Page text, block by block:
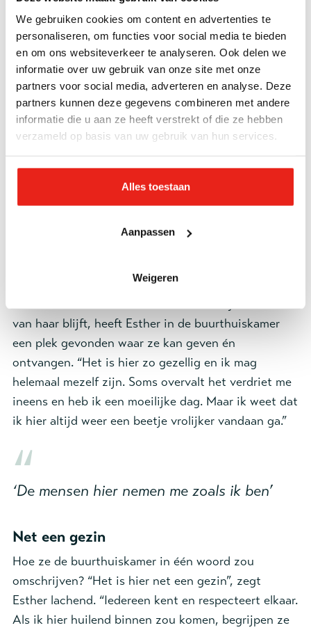
We gebruiken cookies om content en advertenties te
personaliseren, om functies voor social media te bieden
en om ons websiteverkeer te analyseren. Ook delen we
informatie over uw gebruik van onze site met onze
partners voor social media, adverteren en analyse. Deze
partners kunnen deze gegevens combineren met andere
informatie die u aan ze heeft verstrekt of die ze hebben
verzameld op basis van uw gebruik van hun services.
Alles toestaan
Aanpassen
Weigeren
voldoening, en met een tevreden gevoel ga ik dan
weer naar huis."
van haar blijft, heeft Esther in de buurthuiskamer
een plek gevonden waar ze kan geven én
ontvangen. “Het is hier zo gezellig en ik mag
helemaal mezelf zijn. Soms overvalt het verdriet me
ineens en heb ik een moeilijke dag. Maar ik weet dat
ik hier altijd weer een beetje vrolijker vandaan ga.”
‘De mensen hier nemen me zoals ik ben’
Net een gezin
Hoe ze de buurthuiskamer in één woord zou
omschrijven? “Het is hier net een gezin”, zegt
Esther lachend. “Iedereen kent en respecteert elkaar.
Als ik hier huilend binnen zou komen, begrijpen ze